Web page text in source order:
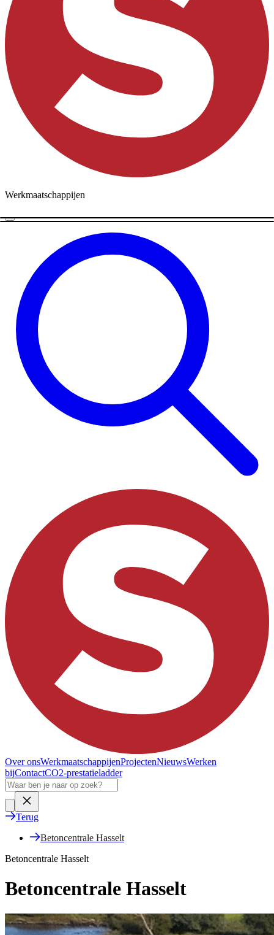
Werkmaatschappijen
Over onsWerkmaatschappijenProjectenNieuwsWerken
bijContactCO2-prestatieladder
Terug
Betoncentrale Hasselt
Betoncentrale Hasselt
Betoncentrale Hasselt